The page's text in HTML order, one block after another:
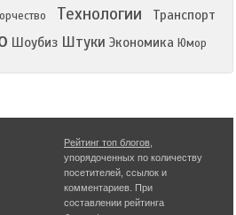
Технологии Транспорт
Шоубиз Штуки Экономика Юмор
Рейтинг топ блогов
упорядоченных по количеству
посетителей, ссылок и
комментариев. При
составлении рейтинга